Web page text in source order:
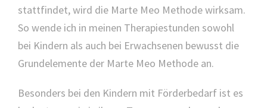
stattfindet, wird die Marte Meo Methode wirksam.
So wende ich in meinen Therapiestunden sowohl
bei Kindern als auch bei Erwachsenen bewusst die
Grundelemente der Marte Meo Methode an.
Besonders bei den Kindern mit Förderbedarf ist es